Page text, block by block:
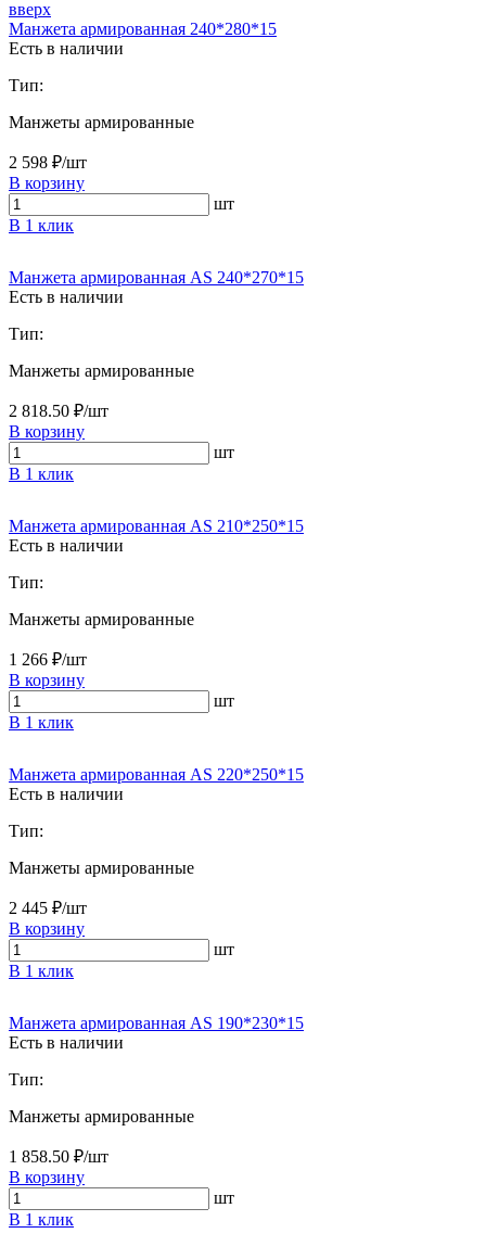
вверх
Манжета армированная 240*280*15
Есть в наличии
Тип:
Манжеты армированные
2 598 ₽/шт
В корзину
шт
В 1 клик
Манжета армированная AS 240*270*15
Есть в наличии
Тип:
Манжеты армированные
2 818.50 ₽/шт
В корзину
шт
В 1 клик
Манжета армированная AS 210*250*15
Есть в наличии
Тип:
Манжеты армированные
1 266 ₽/шт
В корзину
шт
В 1 клик
Манжета армированная AS 220*250*15
Есть в наличии
Тип:
Манжеты армированные
2 445 ₽/шт
В корзину
шт
В 1 клик
Манжета армированная AS 190*230*15
Есть в наличии
Тип:
Манжеты армированные
1 858.50 ₽/шт
В корзину
шт
В 1 клик